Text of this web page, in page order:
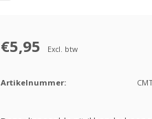
€5,95 Excl. btw
Artikelnummer: